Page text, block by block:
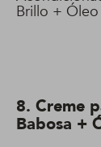
Brillo +
8. Creme
Babosa +